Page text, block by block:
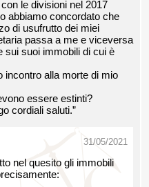
le divisioni nel 2017
abbiamo concordato che
di usufrutto dei miei
passa a me e viceversa
sui suoi immobili di cui è
incontro alla morte di mio
essere estinti?
cordiali saluti.”
31/05/2021
nel quesito gli immobili